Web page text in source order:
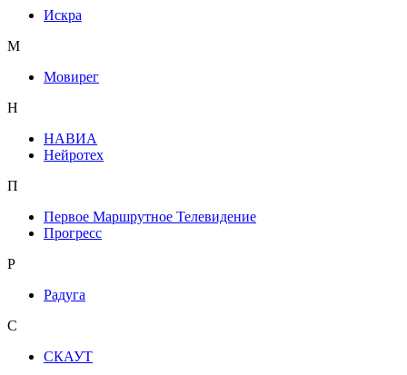
Искра
М
Мовирег
Н
НАВИА
Нейротех
П
Первое Маршрутное Телевидение
Прогресс
Р
Радуга
С
СКАУТ